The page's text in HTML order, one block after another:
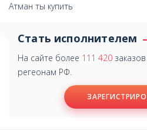
Атман ты купить
Стать исполнителем
На сайте более 111 420
регеонам РФ.